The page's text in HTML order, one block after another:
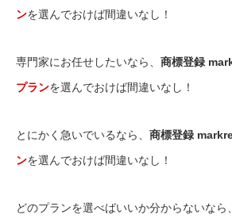
ンを選んでおけば間違いなし！
専門家にお任せしたいなら、 商標登録
プランを選んでおけば間違いなし！
とにかく急いでいるなら、 商標登録
ンを選んでおけば間違いなし！
どのプランを選べばいいか分からないなら、